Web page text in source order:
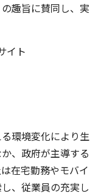
趣旨に賛同し、実
イト
環境変化により生
、政府が主導する
在宅勤務やモバイ
、従業員の充実し